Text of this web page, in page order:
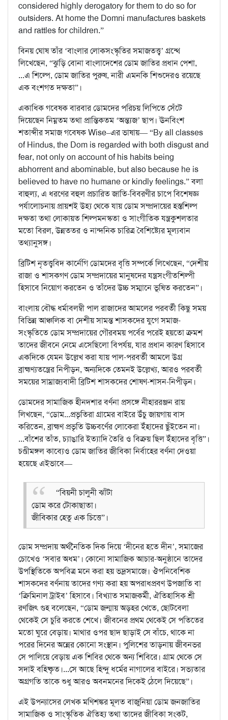
considered highly derogatory for them to do so for
outsiders. At home the Domni manufactures baskets
and rattles for children.”
বিনয় ঘোষ তাঁর ‘বাংলার লোকসংস্কৃতির সমাজতত্ত্ব’ গ্রন্থে
লিখেছেন, “ঝুড়ি বোনা বাংলাদেশের ডোম জাতির প্রধান পেশা,
...এ শিল্পে, ডোম জাতির পুরুষ, নারী এমনকি শিশুদেরও রয়েছে
এক বংশগত দক্ষতা”।
একাধিক গবেষক বারবার ডোমদের পরিচয় লিপিতে সেঁটে
দিয়েছেন নিম্নতম তথা প্রান্তিকতম ‘অন্ত্যজ’ ছাপ। ঊনবিংশ
শতাব্দীর সমাজ গবেষক Wise–এর ভাষায়— “By all classes
of Hindus, the Dom is regarded with both disgust and
fear, not only on account of his habits being
abhorrent and abominable, but also because he is
believed to have no humane or kindly feelings.” বলা
বাহুল্য, এ ধরণের বহুল প্রচারিত জাতি-বিবরণীর চাপে বিশেষজ্ঞ
পর্যালোচনায় প্রায়শই উহ্য থেকে যায় ডোম সম্প্রদায়ের হস্তশিল্প
দক্ষতা তথা লোকায়ত শিল্পমনস্কতা ও সাংগীতিক যন্ত্রকুশলতার
মতো বিরল, উন্নততর ও নান্দনিক চারিত্র বৈশিষ্ট্যের মূল্যবান
তথ্যানুসঙ্গ।
ব্রিটিশ নৃতত্ত্ববিদ কার্নেগি ডোমদের বৃত্তি সম্পর্কে লিখেছেন, “দেশীয়
রাজা ও শাসকগণ ডোম সম্প্রদায়ের মানুষদের যন্ত্রসংগীতশিল্পী
হিসাবে নিয়োগ করতেন ও তাঁদের উচ্চ সম্মানে ভূষিত করতেন”।
বাংলায় বৌদ্ধ ধর্মাবলম্বী পাল রাজাদের আমলের পরবর্তী কিছু সময়
বিভিন্ন আঞ্চলিক বা দেশীয় সামন্ত শাসকদের যুগে সমাজ-
সংস্কৃতিতে ডোম সম্প্রদায়ের গৌরবময় পর্বের পরেই হয়তো ক্রমশ
তাদের জীবনে নেমে এসেছিলো বিপর্যয়, যার প্রধান কারণ হিসাবে
একদিকে যেমন উল্লেখ করা যায় পাল-পরবর্তী আমলে উগ্র
ব্রাহ্মণ্যতন্ত্রের নিপীড়ন, অন্যদিকে তেমনই উল্লেখ্য, আরও পরবর্তী
সময়ের সাম্রাজ্যবাদী ব্রিটিশ শাসকদের শোষণ-শাসন-নিপীড়ন।
ডোমদের সামাজিক হীনদশার বর্ণনা প্রসঙ্গে নীহাররঞ্জন রায়
লিখছেন, “ডোম...প্রভৃতিরা গ্রামের বাইরে উঁচু জায়গায় বাস
করিতেন, ব্রাহ্মণ প্রভৃতি উচ্চবর্ণের লোকেরা ইঁহাদের ছুঁইতেন না।
...বাঁশের তাঁত, চ্যাঙারি ইত্যাদি তৈরি ও বিক্রয় ছিল ইঁহাদের বৃত্তি”।
চণ্ডীমঙ্গল কাব্যেও ডোম জাতির জীবিকা নির্বাহের বর্ণনা দেওয়া
হয়েছে এইভাবে—
“বিয়নী চালুনী ঝাঁটা
ডোম করে টোকাছাতা।
জীবিকার হেতু এক চিত্তে”।
ডোম সম্প্রদায় অর্থনৈতিক দিক দিয়ে ‘দীনের হতে দীন’, সমাজের
চোখেও ‘সবার অধম’। কোনো সামাজিক আচার-অনুষ্ঠানে তাদের
উপস্থিতিকে অপবিত্র মনে করা হয় ভদ্রসমাজে। ঔপনিবেশিক
শাসকদের বর্ণনায় তাদের গণ্য করা হয় অপরাধপ্রবণ উপজাতি বা
‘ক্রিমিনাল ট্রাইব’ হিসাবে। বিখ্যাত সমাজকর্মী, ঐতিহাসিক শ্রী
রণজিৎ গুহ বলেছেন, “ডোম জন্মায় অড়হর খেতে, ছোটবেলা
থেকেই সে চুরি করতে শেখে। জীবনের প্রথম থেকেই সে পতিতের
মতো ঘুরে বেড়ায়। মাথার ওপর ছাদ ছাড়াই সে বাঁচে, থাকে না
পরের দিনের অন্নের কোনো সংস্থান। পুলিশের তাড়নায় জীবনভর
সে পালিয়ে বেড়ায় এক শিবির থেকে অন্য শিবিরে। গ্রাম থেকে সে
সদাই বহিষ্কৃত।...সে আছে হিন্দু ধর্মের নাগালের বাইরে। সভ্যতার
অগ্রগতি তাকে শুধু আরও অবনমনের দিকেই ঠেলে দিয়েছে”।
এই উপন্যাসের লেখক মণিশঙ্কর মূলত বাজুনিয়া ডোম জনজাতির
সামাজিক ও সাংস্কৃতিক ঐতিহ্য তথা তাদের জীবিকা সংকট,